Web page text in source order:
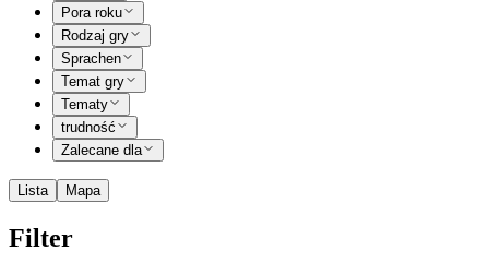
Pora roku
Rodzaj gry
Sprachen
Temat gry
Tematy
trudność
Zalecane dla
Lista Mapa
Filter